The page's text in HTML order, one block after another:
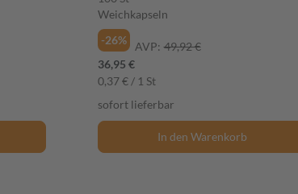
Weichkapseln
-26%
AVP: 49,92 €
36,95 €
0,37 € / 1 St
sofort lieferbar
In den Warenkorb